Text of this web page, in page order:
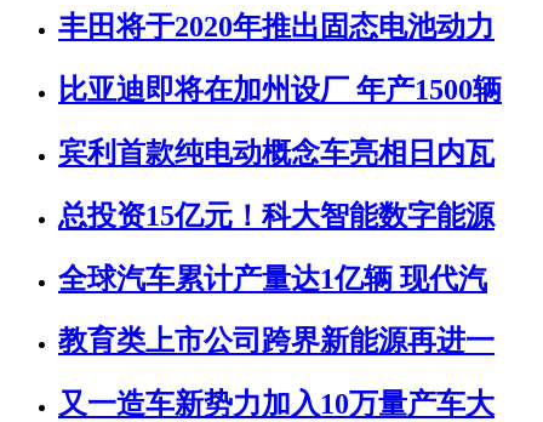
丰田将于2020年推出固态电池动力
比亚迪即将在加州设厂 年产1500辆
宾利首款纯电动概念车亮相日内瓦
总投资15亿元！科大智能数字能源
全球汽车累计产量达1亿辆 现代汽
教育类上市公司跨界新能源再进一
又一造车新势力加入10万量产车大